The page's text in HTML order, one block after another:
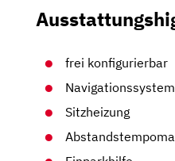
frei konfigurierbar
Navigationssystem
Sitzheizung